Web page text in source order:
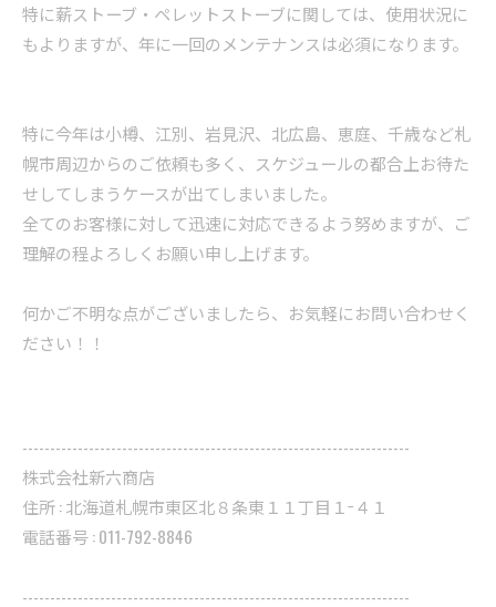
特に薪ストーブ・ペレットストーブに関しては、使用状況に
もよりますが、年に一回のメンテナンスは必須になります。
特に今年は小樽、江別、岩見沢、北広島、恵庭、千歳など札
幌市周辺からのご依頼も多く、スケジュールの都合上お待た
せしてしまうケースが出てしまいました。
全てのお客様に対して迅速に対応できるよう努めますが、ご
理解の程よろしくお願い申し上げます。
何かご不明な点がございましたら、お気軽にお問い合わせく
ださい！！
----------------------------------------------------------------------
株式会社新六商店
住所 : 北海道札幌市東区北８条東１１丁目１−４１
電話番号 : 011-792-8846
----------------------------------------------------------------------